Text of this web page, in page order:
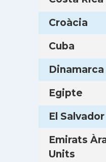
Croàcia
Cuba
Dinamarca
Egipte
El Salvador
Emirats
Units